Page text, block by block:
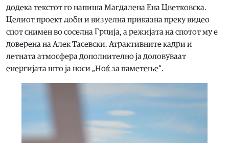
додека текстот го напиша Магдалена Ена Цветковска.
Целиот проект доби и визуелна приказна преку видео
спот снимен во соседна Грција, а режијата на спотот му е
доверена на Алек Тасевски. Атрактивните кадри и
летната атмосфера дополнително ја доловуваат
енергијата што ја носи „Ноќ за паметење“.